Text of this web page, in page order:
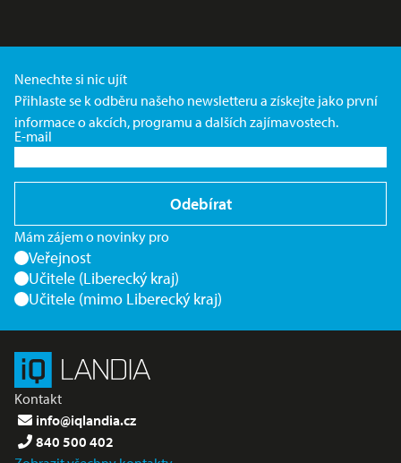
Nenechte si nic ujít
Přihlaste se k odběru našeho newsletteru a získejte jako první
informace o akcích, programu a dalších zajímavostech.
E-mail
Odebírat
Mám zájem o novinky pro
Veřejnost
Učitele (Liberecký kraj)
Učitele (mimo Liberecký kraj)
Kontakt
info@iqlandia.cz
840 500 402